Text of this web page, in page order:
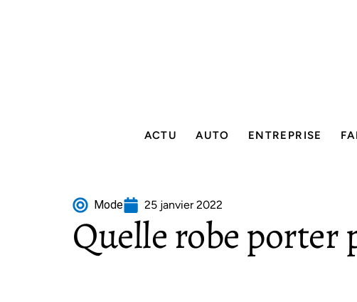
ACTU AUTO ENTREPRISE
Mode 25 janvier 2022
Quelle robe porter